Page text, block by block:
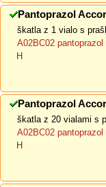
Pantoprazol
škatla z 1 vialo s
A02BC02 pantoprazol
H
Pantoprazol
škatla z 20 vialami s
A02BC02 pantoprazol
H